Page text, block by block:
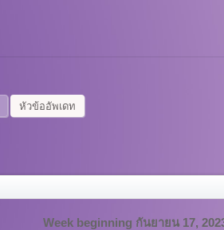
หัวข้ออัพเดท
Week beginning กันยายน 17,